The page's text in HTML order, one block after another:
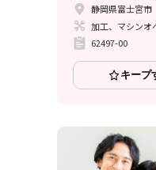
静岡県富士宮市
加工、マシンオ
62497-00
キープ